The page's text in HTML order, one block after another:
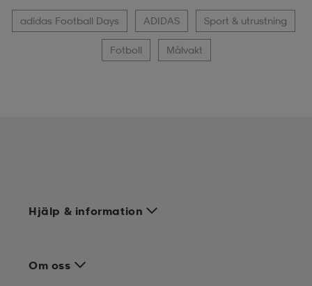
adidas Football Days ADIDAS Sport & utrustning
Fotboll Målvakt
Hjälp & information
Om oss